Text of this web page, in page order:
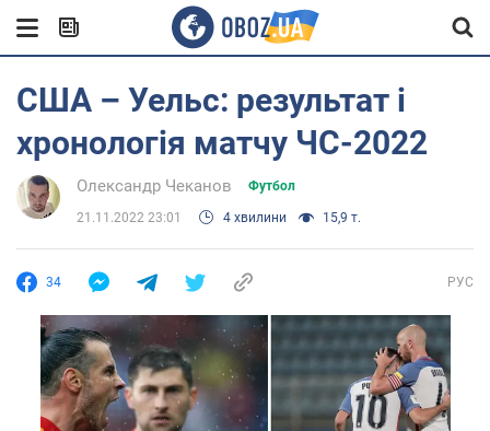
США – Уельс: результат і
хронологія матчу ЧС-2022
Олександр Чеканов Футбол
21.11.2022 23:01 4 хвилини 15,9 т.
34 РУС